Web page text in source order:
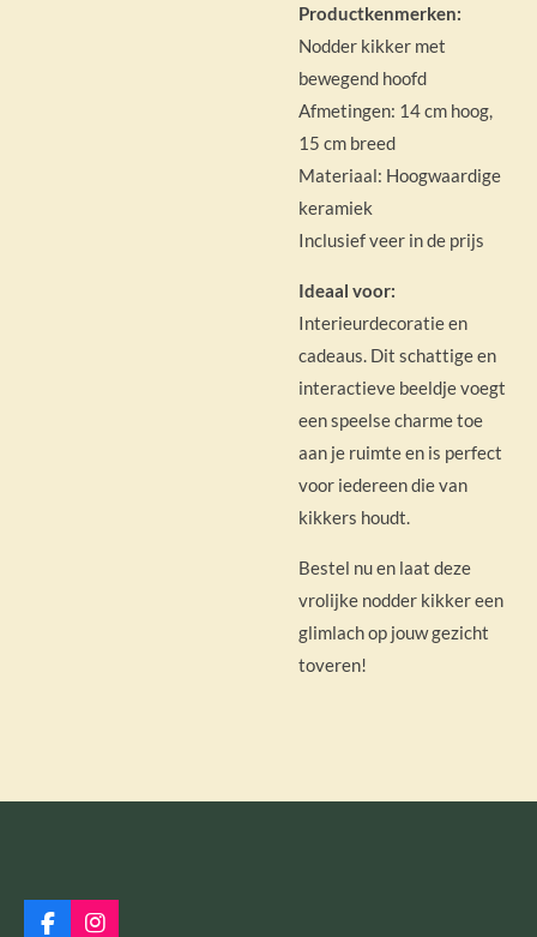
Productkenmerken:
Nodder kikker met
bewegend hoofd
Afmetingen: 14 cm hoog,
15 cm breed
Materiaal: Hoogwaardige
keramiek
Inclusief veer in de prijs
Ideaal voor:
Interieurdecoratie en
cadeaus. Dit schattige en
interactieve beeldje voegt
een speelse charme toe
aan je ruimte en is perfect
voor iedereen die van
kikkers houdt.
Bestel nu en laat deze
vrolijke nodder kikker een
glimlach op jouw gezicht
toveren!
F
I